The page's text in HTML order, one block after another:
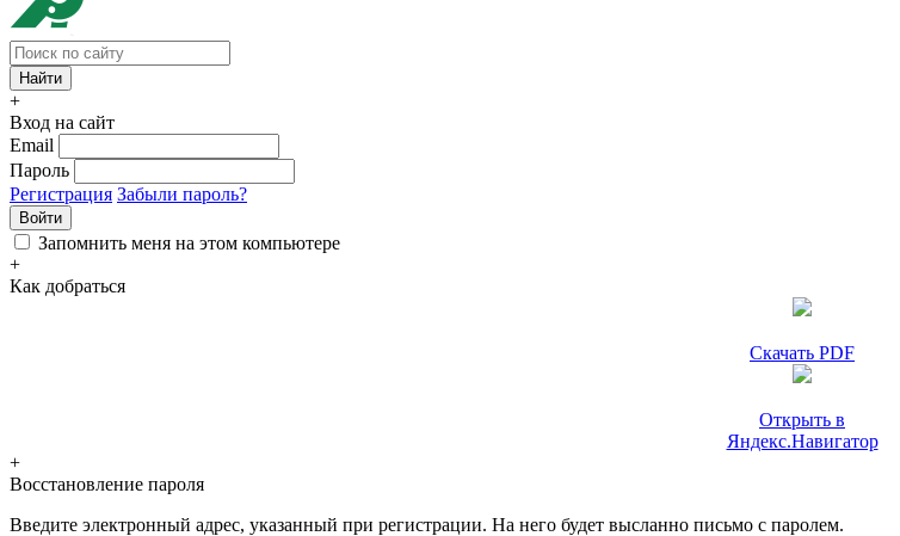
+
Вход на сайт
Email
Пароль
Регистрация Забыли пароль?
Войти
Запомнить меня на этом компьютере
+
Как добраться
Скачать PDF
Открыть в
Яндекс.Навигатор
+
Восстановление пароля
Введите электронный адрес, указанный при регистрации. На него будет высланно письмо с паролем.